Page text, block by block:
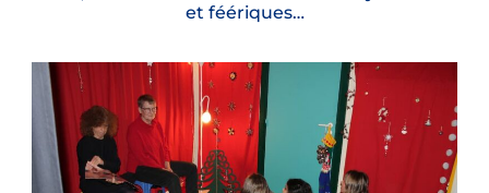
et féériques…